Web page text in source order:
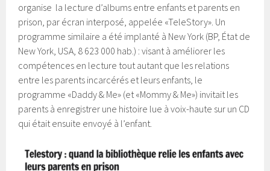
organise la lecture d’albums entre enfants et parents en
prison, par écran interposé, appelée «TeleStory». Un
programme similaire a été implanté à New York (BP, État de
New York, USA, 8 623 000 hab.) : visant à améliorer les
compétences en lecture tout autant que les relations
entre les parents incarcérés et leurs enfants, le
programme «Daddy & Me» (et «Mommy & Me») invitait les
parents à enregistrer une histoire lue à voix-haute sur un CD
qui était ensuite envoyé à l’enfant.